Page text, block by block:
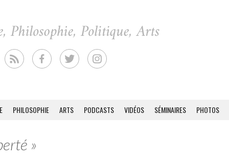
PHILOSOPHIE ARTS PODCASTS VIDÉOS SÉMINAIRES PHOTOS
»